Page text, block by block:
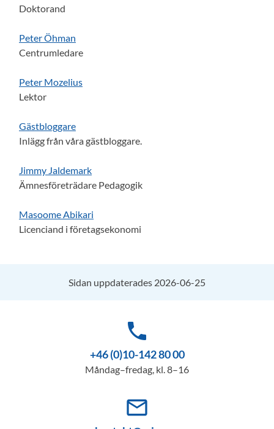
Doktorand
Peter Öhman
Centrumledare
Peter Mozelius
Lektor
Gästbloggare
Inlägg från våra gästbloggare.
Jimmy Jaldemark
Ämnesföreträdare Pedagogik
Masoome Abikari
Licenciand i företagsekonomi
Sidan uppdaterades 2026-06-25
phone
+46 (0)10-142 80 00
Måndag–fredag, kl. 8–16
mail_outline